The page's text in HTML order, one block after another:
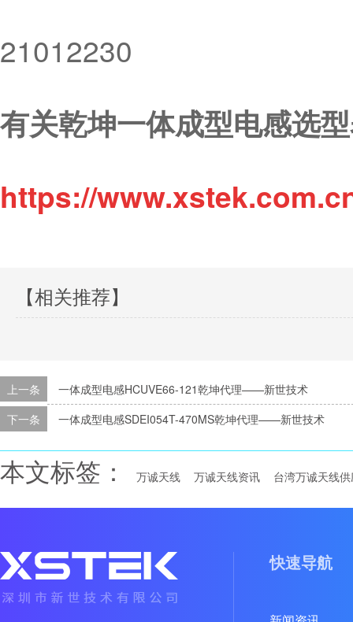
21012230
有关乾坤一体成型电感选
https://
【相关推荐】
上一条
一体成型电感HCUVE66-121乾坤代理——新世技术
下一条
一体成型电感SDEI054T-470MS乾坤代理——新世技术
本文标签： 万诚天线 万诚天线资讯 台湾万诚天线
快速导航